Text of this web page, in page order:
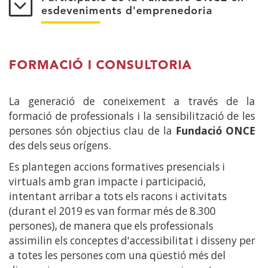
esdeveniments d'emprenedoria
FORMACIÓ I CONSULTORIA
La generació de coneixement a través de la
formació de professionals i la sensibilització de les
persones són objectius clau de la Fundació ONCE
des dels seus orígens.
Es plantegen accions formatives presencials i
virtuals amb gran impacte i participació,
intentant arribar a tots els racons i activitats
(durant el 2019 es van formar més de 8.300
persones), de manera que els professionals
assimilin els conceptes d'accessibilitat i disseny per
a totes les persones com una qüestió més del